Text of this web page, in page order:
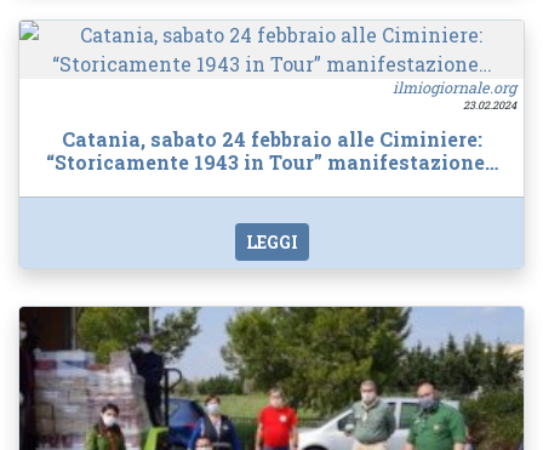
ilmiogiornale.org
23.02.2024
Catania, sabato 24 febbraio alle Ciminiere:
“Storicamente 1943 in Tour” manifestazione…
LEGGI